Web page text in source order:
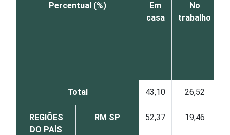
Percentual (%)
Em
casa
No
trabalho
Total 43,10 26,52
REGIÕES
DO PAÍS
RM SP 52,37 19,46